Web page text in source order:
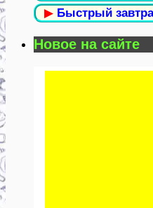
▶ Быстрый
Новое на сайте